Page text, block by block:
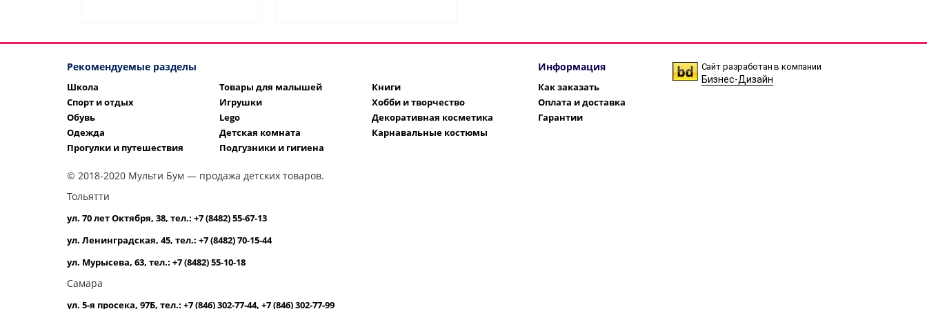
Рекомендуемые разделы Информация Сайт разработан в компании
Бизнес-Дизайн
Школа
Спорт и отдых
Обувь
Одежда
Прогулки и путешествия
Товары для малышей
Игрушки
Lego
Детская комната
Подгузники и гигиена
Книги
Хобби и творчество
Декоративная косметика
Карнавальные костюмы
Как заказать
Оплата и доставка
Гарантии
© 2018-2020 Мульти Бум — продажа детских товаров.
Тольятти
ул. 70 лет Октября, 38, тел.: +7 (8482) 55-67-13
ул. Ленинградская, 45, тел.: +7 (8482) 70-15-44
ул. Мурысева, 63, тел.: +7 (8482) 55-10-18
Самара
ул. 5-я просека, 97Б, тел.: +7 (846) 302-77-44, +7 (846) 302-77-99